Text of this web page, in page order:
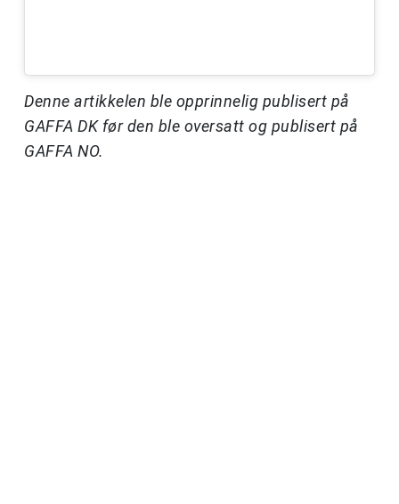
Denne artikkelen ble opprinnelig publisert på
GAFFA DK før den ble oversatt og publisert på
GAFFA NO.